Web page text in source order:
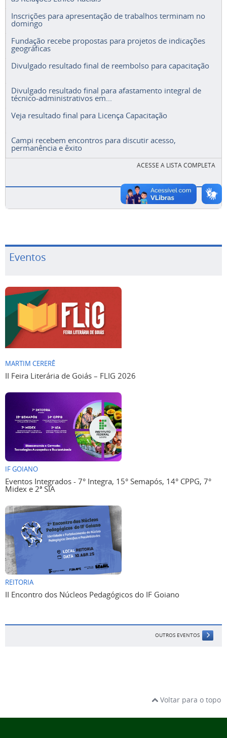
Inscrições para apresentação de trabalhos terminam no
domingo
Fundação recebe propostas para projetos de indicações
geográficas
Divulgado resultado final de reembolso para capacitação
Divulgado resultado final para afastamento integral de
técnico-administrativos em...
Veja resultado final para Licença Capacitação
Campi recebem encontros para discutir acesso,
permanência e êxito
ACESSE A LISTA COMPLETA
Eventos
MARTIM CERERÊ
II Feira Literária de Goiás – FLIG 2026
IF GOIANO
Eventos Integrados - 7° Integra, 15° Semapós, 14° CPPG, 7°
Midex e 2ª SIA
REITORIA
II Encontro dos Núcleos Pedagógicos do IF Goiano
OUTROS EVENTOS
Voltar para o topo